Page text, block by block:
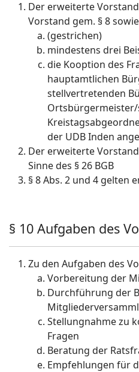
Der erweiterte
Vorstand gem. § 8
(gestrichen)
mindestens drei
die Kooption des
hauptamtlichen
stellvertretenden
der UDB Inden
Der erweiterte
Sinne des § 26 BGB
§ 8 Abs. 2 und 4 gelten
§ 10 Aufgaben des
Zu den Aufgaben des
Vorbereitung der
Durchführung der
Stellungnahme zu
Fragen
Beratung der
Empfehlungen für